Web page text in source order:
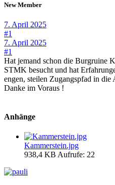
New Member
7. April 2025
#1
7. April 2025
#1
Hat jemand schon die Burgruine
STMK besucht und hat
engen, steilen Zugangspfad in die
Danke im Voraus !
Anhänge
Kammerstein.jpg
938,4 KB Aufrufe: 22